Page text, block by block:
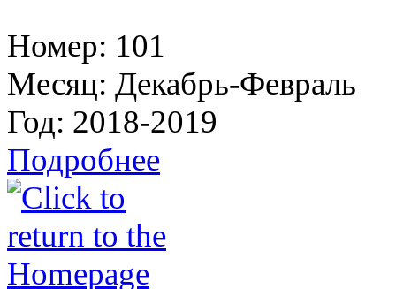
Номер: 101
Месяц: Декабрь-Февраль
Год: 2018-2019
Подробнее